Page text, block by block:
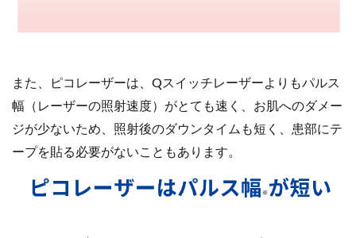
また、ピコレーザーは、Qスイッチレーザーよりもパルス
幅（レーザーの照射速度）がとても速く、お肌へのダメー
ジが少ないため、照射後のダウンタイムも短く、患部にテ
ープを貼る必要がないこともあります。